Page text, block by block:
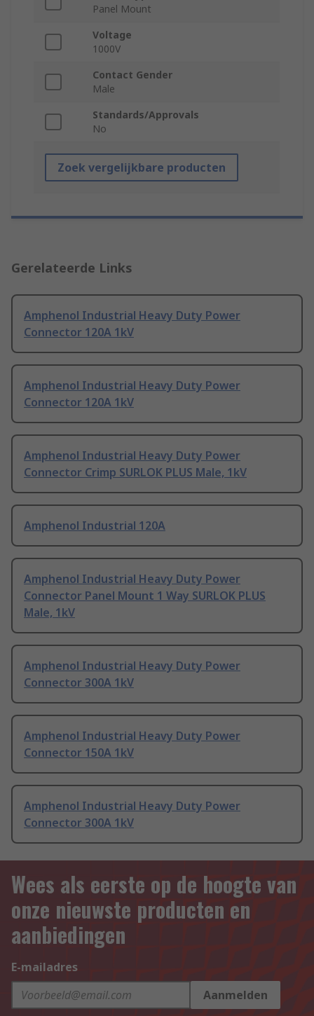
Panel Mount
Voltage
1000V
Contact Gender
Male
Standards/Approvals
No
Zoek vergelijkbare producten
Gerelateerde Links
Amphenol Industrial Heavy Duty Power
Connector 120A 1kV
Amphenol Industrial Heavy Duty Power
Connector 120A 1kV
Amphenol Industrial Heavy Duty Power
Connector Crimp SURLOK PLUS Male, 1kV
Amphenol Industrial 120A
Amphenol Industrial Heavy Duty Power
Connector Panel Mount 1 Way SURLOK PLUS
Male, 1kV
Amphenol Industrial Heavy Duty Power
Connector 300A 1kV
Amphenol Industrial Heavy Duty Power
Connector 150A 1kV
Amphenol Industrial Heavy Duty Power
Connector 300A 1kV
Wees als eerste op de hoogte van
onze nieuwste producten en
aanbiedingen
E-mailadres
Aanmelden